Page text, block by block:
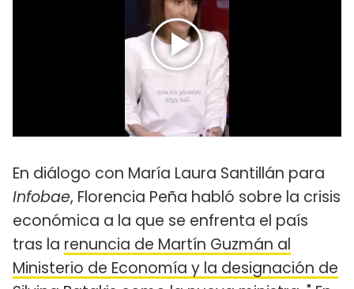
En diálogo con María Laura Santillán para
Infobae, Florencia Peña habló sobre la crisis
económica a la que se enfrenta el país
tras la renuncia de Martín Guzmán al
Ministerio de Economía y la designación de